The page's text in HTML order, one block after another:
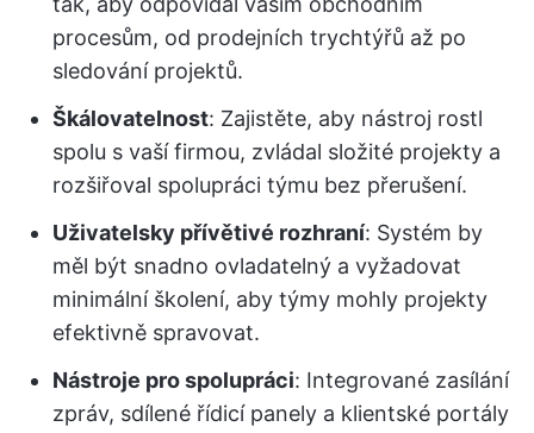
procesům, od prodejních trychtýřů až po
sledování projektů.
Škálovatelnost: Zajistěte, aby nástroj rostl
spolu s vaší firmou, zvládal složité projekty a
rozšiřoval spolupráci týmu bez přerušení.
Uživatelsky přívětivé rozhraní: Systém by
měl být snadno ovladatelný a vyžadovat
minimální školení, aby týmy mohly projekty
efektivně spravovat.
Nástroje pro spolupráci: Integrované zasílání
zpráv, sdílené řídicí panely a klientské portály